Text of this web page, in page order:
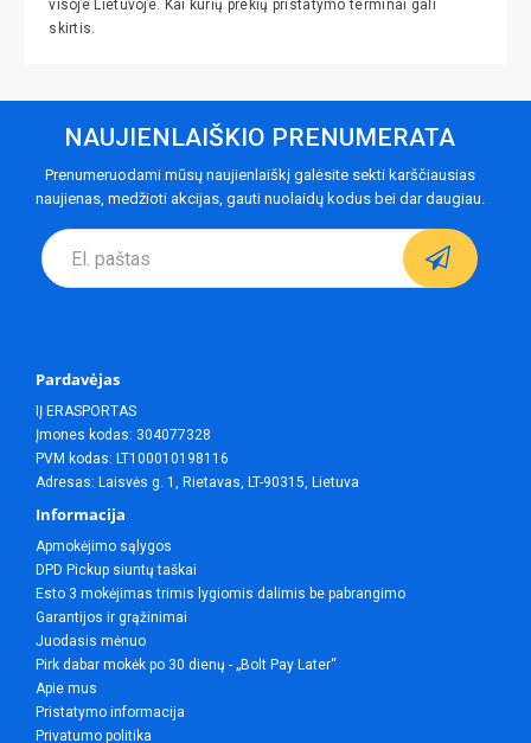
visoje Lietuvoje. Kai kurių prekių pristatymo terminai gali
skirtis.
NAUJIENLAIŠKIO PRENUMERATA
Prenumeruodami mūsų naujienlaiškį galėsite sekti karščiausias
naujienas, medžioti akcijas, gauti nuolaidų kodus bei dar daugiau.
Pardavėjas
IĮ ERASPORTAS
Įmones kodas: 304077328
PVM kodas: LT100010198116
Adresas: Laisvės g. 1, Rietavas, LT-90315, Lietuva
Informacija
Apmokėjimo sąlygos
DPD Pickup siuntų taškai
Esto 3 mokėjimas trimis lygiomis dalimis be pabrangimo
Garantijos ir grąžinimai
Juodasis mėnuo
Pirk dabar mokėk po 30 dienų - „Bolt Pay Later“
Apie mus
Pristatymo informacija
Privatumo politika